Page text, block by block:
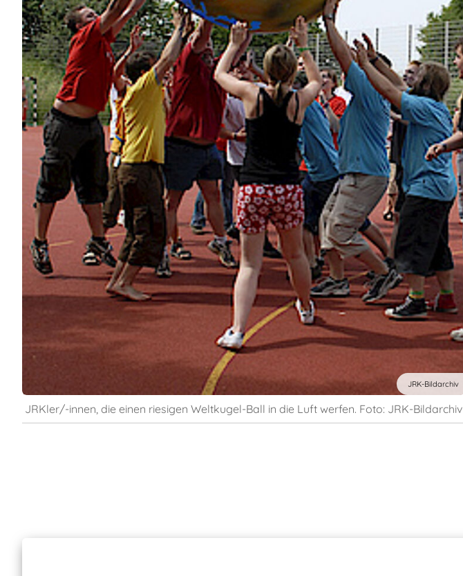
JRK-Bildarchiv
JRKler/-innen, die einen riesigen Weltkugel-Ball in die Luft werfen. Foto: JRK-Bildarchiv